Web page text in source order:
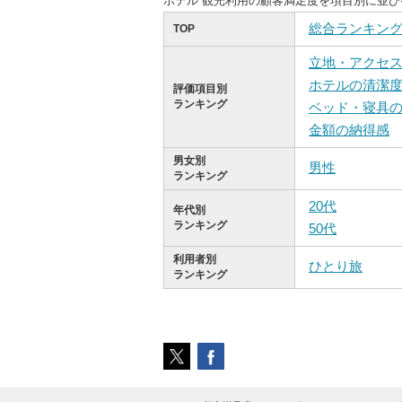
TOP 総合ランキング
評価項目別
ランキング
立地・アクセス
ホテルの清潔
ベッド・寝具
金額の納得感
男女別
ランキング
男性
年代別
ランキング
20代
50代
利用者別
ランキング
ひとり旅